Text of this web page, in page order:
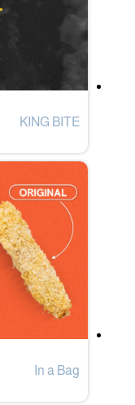
KING BITE
In a Bag